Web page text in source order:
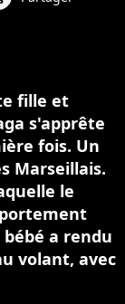
fille et
s'apprête
fois. Un
Marseillais.
le
a rendu
volant, avec